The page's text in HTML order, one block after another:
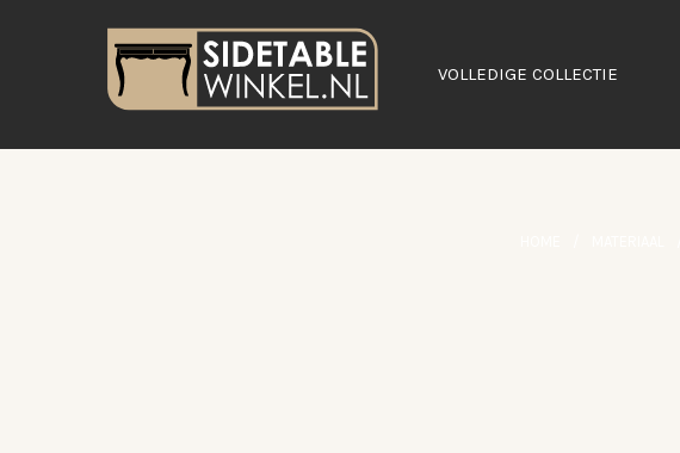
VOLLEDIGE COLLECTIE